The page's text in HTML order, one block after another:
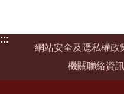
:::
網站安全及隱私權政
機關聯絡資訊